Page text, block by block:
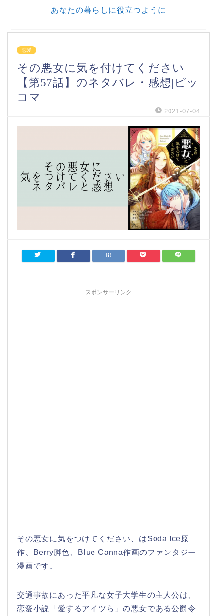
あなたの暮らしに役立つように
恋愛
その悪女に気を付けてください
【第57話】のネタバレ・感想|ピッ
コマ
2021-07-04
スポンサーリンク
その悪女に気をつけてください、はSoda Ice原
作、Berry脚色、Blue Canna作画のファンタジー
漫画です。
交通事故にあった平凡な女子大学生の主人公は、
恋愛小説「愛するアイツら」の悪女である公爵令